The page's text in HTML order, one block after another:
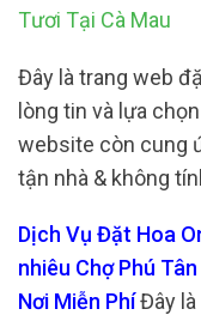
Tươi Tại Cà Mau
Đây là trang web
lòng tin và lựa
website còn cung
tận nhà & không
Dịch Vụ Đặt Hoa
nhiêu Chợ Phú
Nơi Miễn PhíĐây